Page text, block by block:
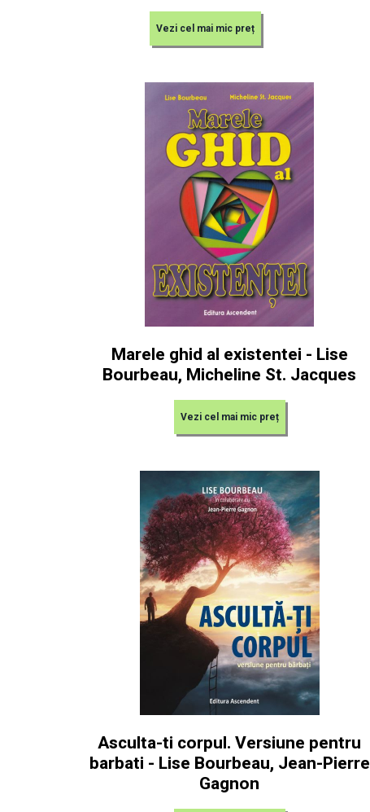
Vezi cel mai mic preț
Marele ghid al existentei - Lise
Bourbeau, Micheline St. Jacques
Vezi cel mai mic preț
Asculta-ti corpul. Versiune pentru
barbati - Lise Bourbeau, Jean-Pierre
Gagnon